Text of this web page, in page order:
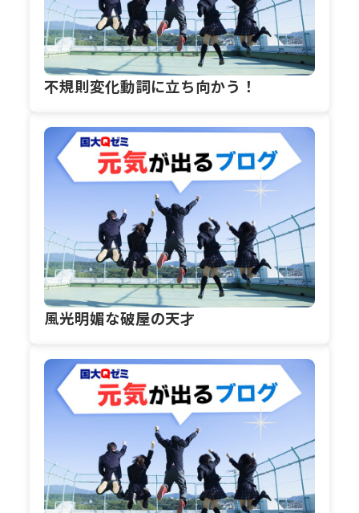
不規則変化動詞に立ち向かう！
風光明媚な破屋の天才